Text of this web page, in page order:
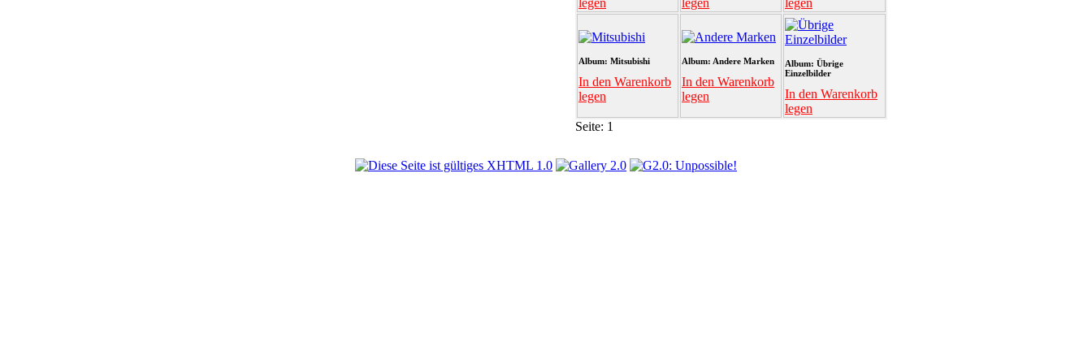
legen legen legen
Album: Mitsubishi
In den Warenkorb
legen
Album: Andere Marken
In den Warenkorb
legen
Album: Übrige
Einzelbilder
In den Warenkorb
legen
Seite: 1